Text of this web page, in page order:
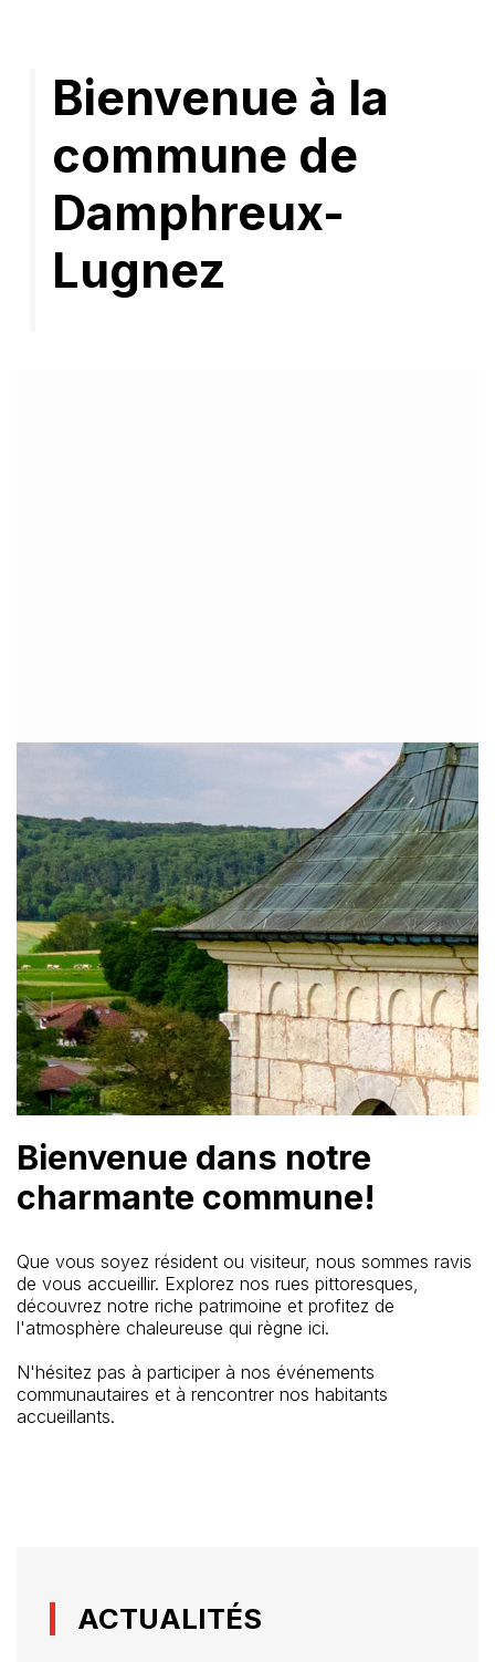
Bienvenue à la
commune de
Damphreux-
Lugnez
Bienvenue dans notre
charmante commune!
Que vous soyez résident ou visiteur, nous sommes ravis
de vous accueillir. Explorez nos rues pittoresques,
découvrez notre riche patrimoine et profitez de
l'atmosphère chaleureuse qui règne ici.
N'hésitez pas à participer à nos événements
communautaires et à rencontrer nos habitants
accueillants.
ACTUALITÉS